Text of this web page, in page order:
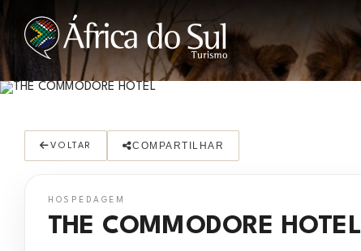
VOLTAR COMPARTILHAR
HOSPEDAGEM
THE COMMODORE HOTEL